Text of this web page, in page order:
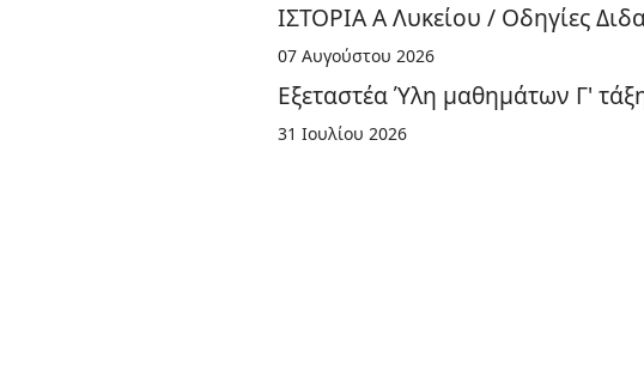
ΙΣΤΟΡΙΑ Α Λυκείου / Οδηγίες
07 Αυγούστου 2026
Εξεταστέα Ύλη μαθημάτων Γ'
31 Ιουλίου 2026